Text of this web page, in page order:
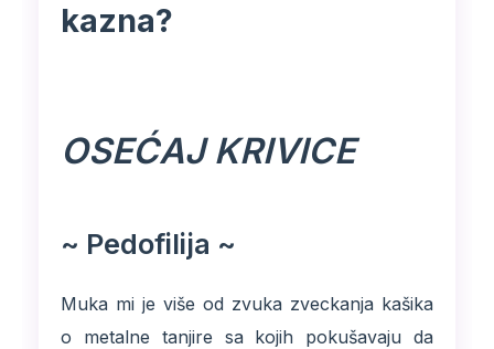
kazna?
OSEĆAJ KRIVICE
~ Pedofilija ~
Muka mi je više od zvuka zveckanja kašika
o metalne tanjire sa kojih pokušavaju da